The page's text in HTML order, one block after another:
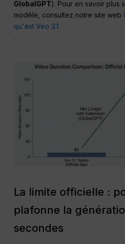
GlobalGPT). Pour en savoir plus
modèle, consultez notre site web
qu'est Veo 3.1
.
La limite officielle :
plafonne la
secondes